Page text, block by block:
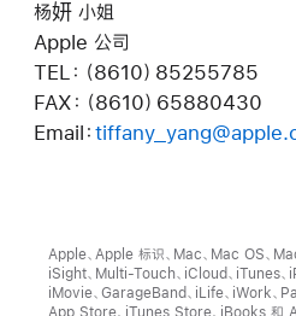
杨妍 小姐
Apple 公司
TEL：（8610）85255785
FAX：（8610）65880430
Email：
Apple、Apple 标识、Mac、Mac OS、
iSight、Multi-Touch、iCloud、iTunes、
iMovie、GarageBand、iLife、iWork、
App Store、iTunes Store、iBooks 和